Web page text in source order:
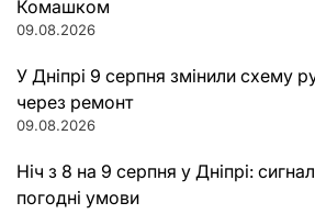
Комашком
09.08.2026
У Дніпрі 9 серпня змінили схему
через ремонт
09.08.2026
Ніч з 8 на 9 серпня у Дніпрі:
погодні умови